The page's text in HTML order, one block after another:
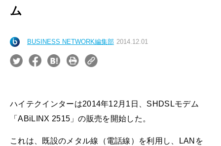
ム
BUSINESS NETWORK編集部 2014.12.01
ハイテクインターは2014年12月1日、SHDSLモデム
「ABiLINX 2515」の販売を開始した。
これは、既設のメタル線（電話線）を利用し、LANを